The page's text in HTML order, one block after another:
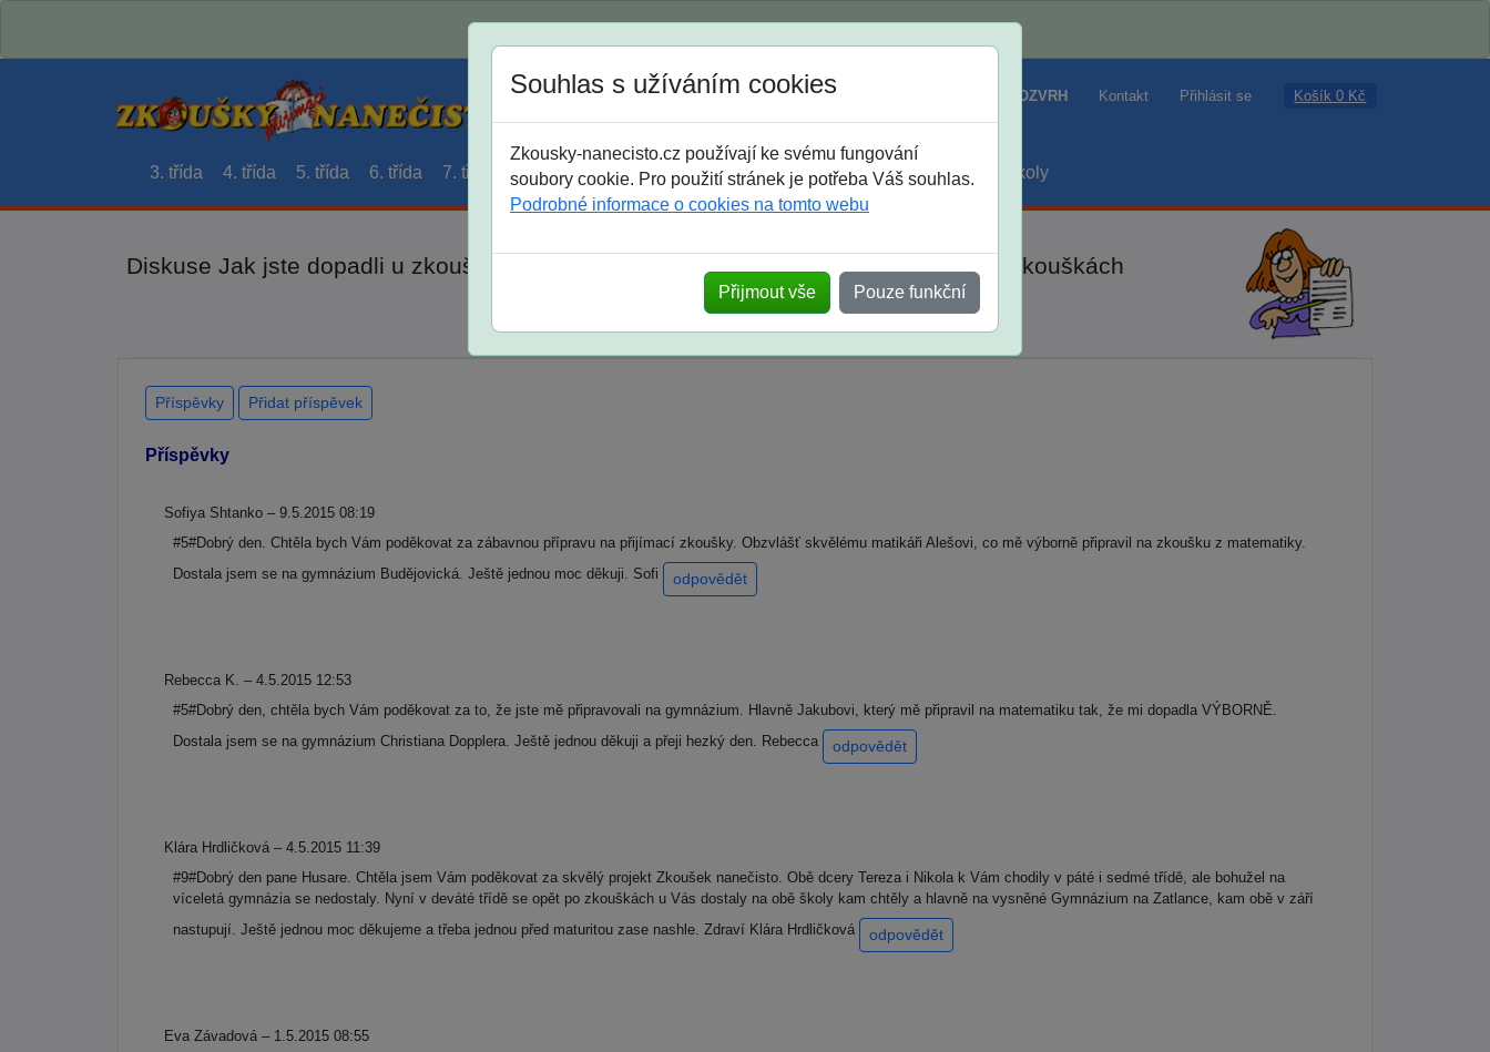
Jak si vybrat ROZVRH Kontakt Přihlásit se Košík 0 Kč
3. třída 4. třída 5. třída 6. třída 7. třída 8. třída 9. třída střední maturanti soutěže prázdniny školy
Diskuse Jak jste dopadli u zkoušek na SŠ? Vaše ohlasy po skutečných přijímacích zkouškách
Souhlas s užíváním cookies
Zkousky-nanecisto.cz používají ke svému fungování
soubory cookie. Pro použití stránek je potřeba Váš souhlas.
Podrobné informace o cookies na tomto webu
Přijmout vše Pouze funkční
Příspěvky Přidat příspěvek
Příspěvky
Sofiya Shtanko – 9.5.2015 08:19
#5#Dobrý den. Chtěla bych Vám poděkovat za zábavnou přípravu na přijímací zkoušky. Obzvlášť skvělému matikáři Alešovi, co mě výborně připravil na zkoušku z matematiky.
Dostala jsem se na gymnázium Budějovická. Ještě jednou moc děkuji. Sofi
odpovědět
Rebecca K. – 4.5.2015 12:53
#5#Dobrý den, chtěla bych Vám poděkovat za to, že jste mě připravovali na gymnázium. Hlavně Jakubovi, který mě připravil na matematiku tak, že mi dopadla VÝBORNĚ.
Dostala jsem se na gymnázium Christiana Dopplera. Ještě jednou děkuji a přeji hezký den. Rebecca
odpovědět
Klára Hrdličková – 4.5.2015 11:39
#9#Dobrý den pane Husare. Chtěla jsem Vám poděkovat za skvělý projekt Zkoušek nanečisto. Obě dcery Tereza i Nikola k Vám chodily v páté i sedmé třídě, ale bohužel na
víceletá gymnázia se nedostaly. Nyní v deváté třídě se opět po zkouškách u Vás dostaly na obě školy kam chtěly a hlavně na vysněné Gymnázium na Zatlance, kam obě v září
nastupují. Ještě jednou moc děkujeme a třeba jednou před maturitou zase nashle. Zdraví Klára Hrdličková
odpovědět
Eva Závadová – 1.5.2015 08:55